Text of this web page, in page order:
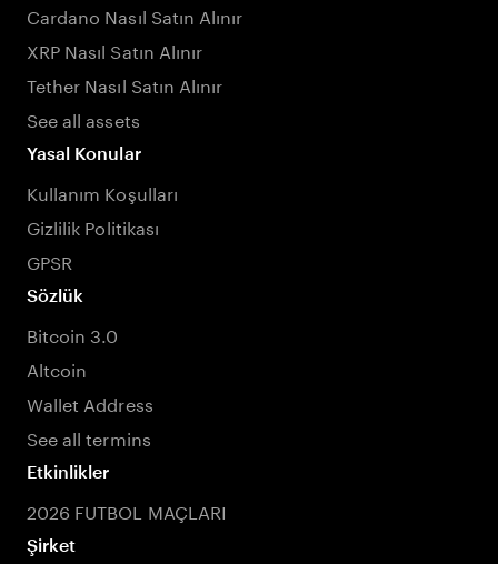
Cardano Nasıl Satın Alınır
XRP Nasıl Satın Alınır
Tether Nasıl Satın Alınır
See all assets
Yasal Konular
Kullanım Koşulları
Gizlilik Politikası
GPSR
Sözlük
Bitcoin 3.0
Altcoin
Wallet Address
See all termins
Etkinlikler
2026 FUTBOL MAÇLARI
Şirket